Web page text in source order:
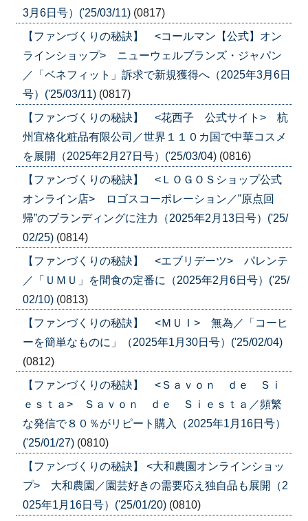
3月6日号）('25/03/11) (0817)
【ファンづくりの秘訣】 <コールマン【公式】オン
ラインショップ> ニューウェルブランズ・ジャパン
／「ベネフィット」訴求で新規獲得へ（2025年3月6日
号）('25/03/11) (0817)
【ファンづくりの秘訣】 <花西子 公式サイト> 杭
州宜格化粧品有限公司／世界１１０カ国で中華コスメ
を展開（2025年2月27日号）('25/03/04) (0816)
【ファンづくりの秘訣】 <ＬＯＧＯＳショップ公式
オンライン店> ロゴスコーポレーション／”原点回
帰”のブランディングに注力（2025年2月13日号）('25/
02/25) (0814)
【ファンづくりの秘訣】 <エブリデーツ> パレンテ
／「ＵＭＵ」を間食の定番に（2025年2月6日号）('25/
02/10) (0813)
【ファンづくりの秘訣】 <ＭＵＩ> 無為／「コーヒ
ーを簡単なものに」（2025年1月30日号）('25/02/04)
(0812)
【ファンづくりの秘訣】 <Ｓａｖｏｎ ｄｅ Ｓｉ
ｅｓｔａ> Ｓａｖｏｎ ｄｅ Ｓｉｅｓｔａ／頻繁
な発信で８０％がリピート購入（2025年1月16日号）
('25/01/27) (0810)
【ファンづくりの秘訣】 <大和農園オンラインショッ
プ> 大和農園／園芸好きの需要応え独自品も展開（2
025年1月16日号）('25/01/20) (0810)